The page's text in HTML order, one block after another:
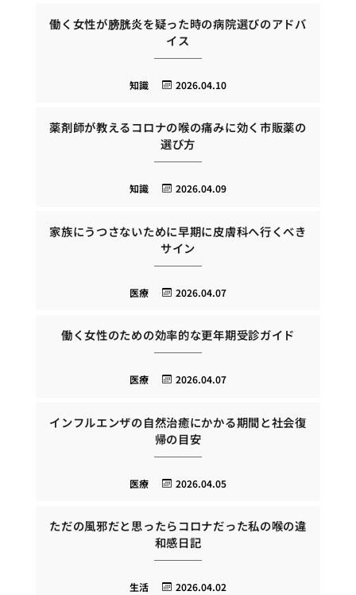
働く女性が膀胱炎を疑った時の病院選びのアドバ
イス
2026.04.10
知識
薬剤師が教えるコロナの喉の痛みに効く市販薬の
選び方
2026.04.09
知識
家族にうつさないために早期に皮膚科へ行くべき
サイン
2026.04.07
医療
働く女性のための効率的な更年期受診ガイド
2026.04.07
医療
インフルエンザの自然治癒にかかる期間と社会復
帰の目安
2026.04.05
医療
ただの風邪だと思ったらコロナだった私の喉の違
和感日記
2026.04.02
生活